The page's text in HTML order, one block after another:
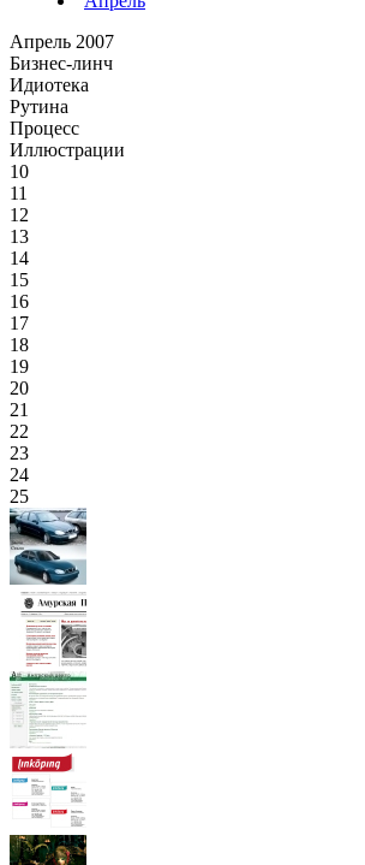
Апрель 2007
Бизнес-линч
Идиотека
Рутина
Процесс
Иллюстрации
10
11
12
13
14
15
16
17
18
19
20
21
22
23
24
25